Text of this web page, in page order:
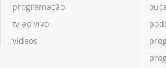
programação
tv ao vivo
vídeos